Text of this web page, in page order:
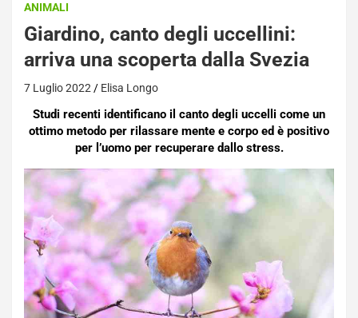
ANIMALI
Giardino, canto degli uccellini:
arriva una scoperta dalla Svezia
7 Luglio 2022 Elisa Longo
Studi recenti identificano il canto degli uccelli come un
ottimo metodo per rilassare mente e corpo ed è positivo
per l’uomo per recuperare dallo stress.